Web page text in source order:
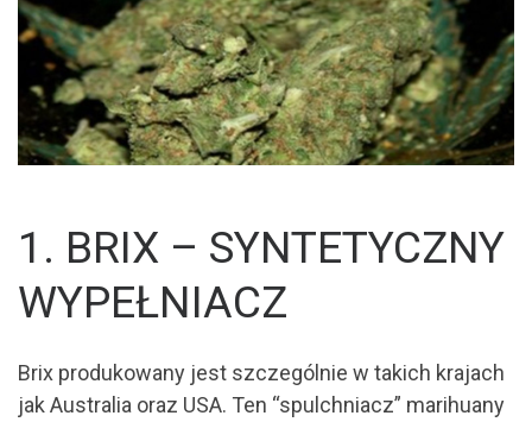
1. BRIX – SYNTETYCZNY
WYPEŁNIACZ
Brix produkowany jest szczególnie w takich krajach
jak Australia oraz USA. Ten “spulchniacz” marihuany